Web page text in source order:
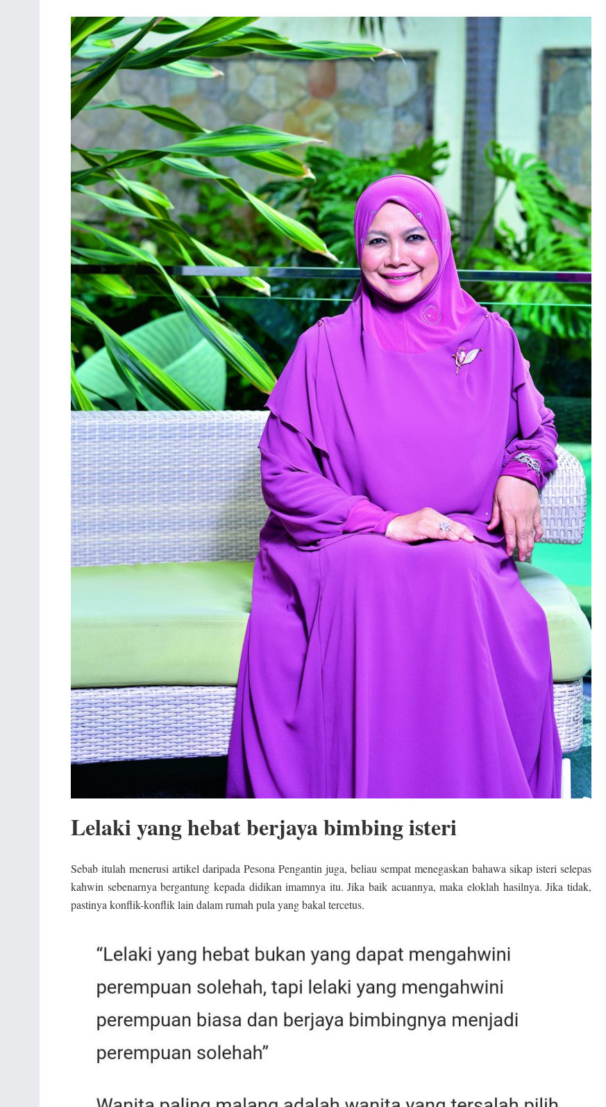
Lelaki yang hebat berjaya bimbing isteri
Sebab itulah menerusi artikel daripada Pesona Pengantin juga, beliau sempat menegaskan bahawa sikap isteri selepas
kahwin sebenarnya bergantung kepada didikan imamnya itu. Jika baik acuannya, maka eloklah hasilnya. Jika tidak,
pastinya konflik-konflik lain dalam rumah pula yang bakal tercetus.